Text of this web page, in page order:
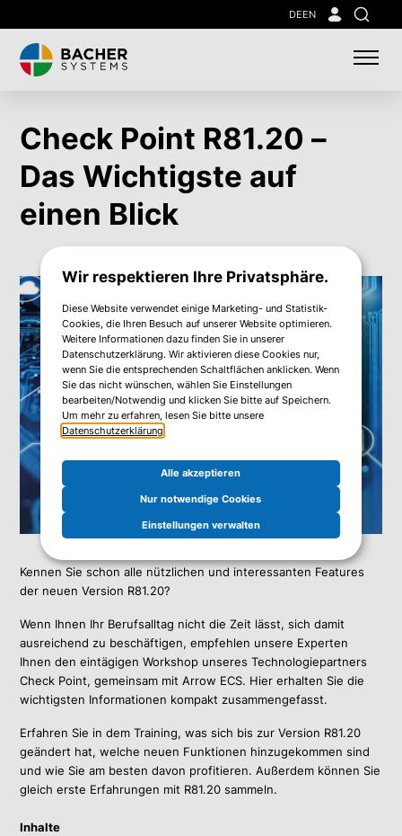
to
main
content
DEEN
Suche
Check Point R81.20 –
Das Wichtigste auf
einen Blick
Kennen Sie schon alle nützlichen und interessanten Features
der neuen Version R81.20?
Wenn Ihnen Ihr Berufsalltag nicht die Zeit lässt, sich damit
ausreichend zu beschäftigen, empfehlen unsere Experten
Ihnen den eintägigen Workshop unseres Technologiepartners
Check Point, gemeinsam mit Arrow ECS. Hier erhalten Sie die
wichtigsten Informationen kompakt zusammengefasst.
Erfahren Sie in dem Training, was sich bis zur Version R81.20
geändert hat, welche neuen Funktionen hinzugekommen sind
und wie Sie am besten davon profitieren. Außerdem können Sie
gleich erste Erfahrungen mit R81.20 sammeln.
Inhalte
Wir respektieren Ihre Privatsphäre.
Diese Website verwendet einige Marketing- und Statistik-
Cookies, die Ihren Besuch auf unserer Website optimieren.
Weitere Informationen dazu finden Sie in unserer
Datenschutzerklärung. Wir aktivieren diese Cookies nur,
wenn Sie die entsprechenden Schaltflächen anklicken. Wenn
Sie das nicht wünschen, wählen Sie Einstellungen
bearbeiten/Notwendig und klicken Sie bitte auf Speichern.
Um mehr zu erfahren, lesen Sie bitte unsere
Datenschutzerklärung.
Alle akzeptieren
Nur notwendige Cookies
Einstellungen verwalten